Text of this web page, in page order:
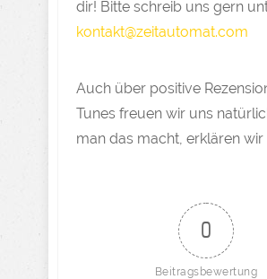
dir! Bitte schreib uns gern
kontakt@zeitautomat.com
Auch über positive
Tunes freuen wir uns
man das macht, erklären wir
0
Beitragsbewertung